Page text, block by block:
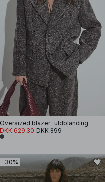
Oversized blazer i uldblanding
DKK 629.30 DKK 899
-30%